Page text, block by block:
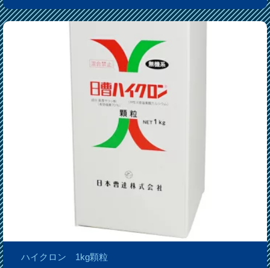
ハイクロン 1kg顆粒